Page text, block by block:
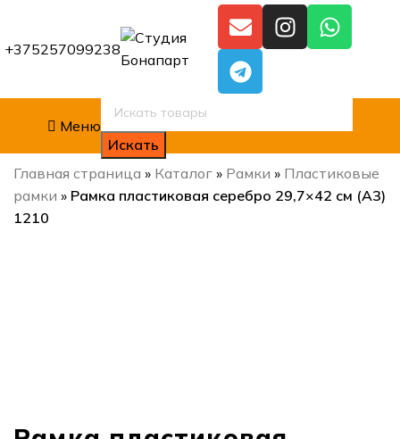
+375257099238
Меню
Искать
Главная страница » Каталог » Рамки » Пластиковые
рамки » Рамка пластиковая серебро 29,7×42 см (А3)
1210